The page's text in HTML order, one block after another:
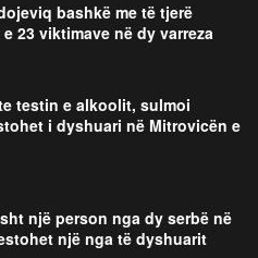
bashkë me të tjerë
23 viktimave në dy varreza
testin e alkoolit, sulmoi
i dyshuari në Mitrovicën e
një person nga dy serbë në
një nga të dyshuarit